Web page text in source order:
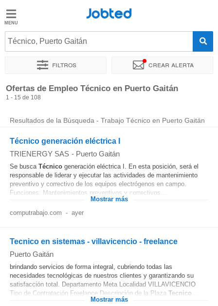
Jobted
Ofertas
de
empleo
Salarios
Jobted
Técnico, Puerto Gaitán
Filtros Crear alerta
Ordenar por Ubicación exacta Empresa Agencia de
Ofertas de Empleo Técnico en Puerto Gaitán
1 - 15 de 108
Resultados de la Búsqueda - Trabajo Técnico en Puerto Gaitán
Técnico generación eléctrica I
TRIENERGY SAS - Puerto Gaitán
Se busca Técnico generación eléctrica I. En esta posición, será el
responsable de liderar y ejecutar las actividades de mantenimiento
preventivo y correctivo de los equipos electrógenos en campo.
Funciones: Mantenimientos preventivos y correctivos...
Mostrar más
computrabajo.com - ayer
Tecnico en sistemas - villavicencio - freelance
Puerto Gaitán
brindando servicios de forma integral, cubriendo todas las
necesidades tecnológicas de nuestros clientes y garantizando su
satisfacción total. Departamento Meta Localidad VILLAVICENCIO
Tipo de Contratación Freelance Descripción de la Plaza Tecnico
Mostrar más